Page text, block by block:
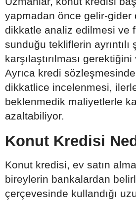
yapmadan önce gelir-gider
dikkatle analiz edilmesi ve
sunduğu tekliflerin ayrıntılı
karşılaştırılması
Ayrıca kredi
dikkatlice incelenmesi,
beklenmedik maliyetlerle
azaltabiliyor.
Konut Kredisi
Konut kredisi, ev satın
bireylerin bankalardan
çerçevesinde kullandığı